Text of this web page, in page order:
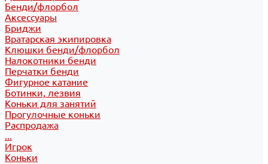
Бенди/флорбол
Аксессуары
Бриджи
Вратарская экипировка
Клюшки бенди/флорбол
Налокотники бенди
Перчатки бенди
Фигурное катание
Ботинки, лезвия
Коньки для занятий
Прогулочные коньки
Распродажа
...
Игрок
Коньки